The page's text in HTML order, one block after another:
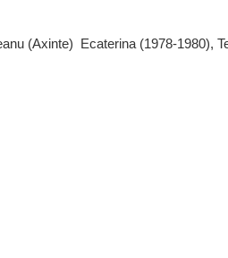
(Axinte) Ecaterina (1978-1980),